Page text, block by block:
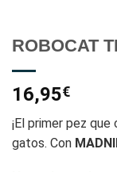
ROBOCAT
16,95€
¡El primer pez
gatos. Con